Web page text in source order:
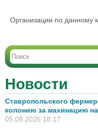
Организации по данному
Новости
Ставропольского
колонию за махинацию
05.08.2026 18:17